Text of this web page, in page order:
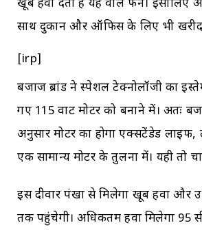
खूब हवा देता है यह वॉल फैन। इसीलिए
साथ दुकान और ऑफिस के लिए भी
[irp]
बजाज ब्रांड ने स्पेशल टेक्नोलॉजी का
गए 115 वाट मोटर को बनाने में। अतः
अनुसार मोटर का होगा एक्सटेंडेड
एक सामान्य मोटर के तुलना में। यही तो
इस दीवार पंखा से मिलेगा खूब हवा और
तक पहुंचेगी। अधिकतम हवा मिलेगा 95